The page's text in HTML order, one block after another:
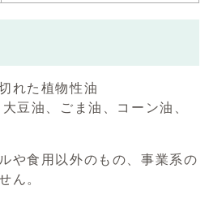
れた植物性油
豆油、ごま油、コーン油、
や食用以外のもの、事業系の
ん。